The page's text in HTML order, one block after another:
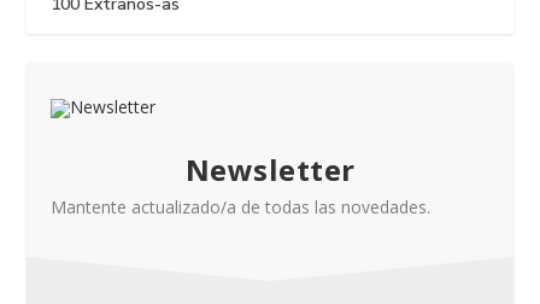
Newsletter
Mantente actualizado/a de todas las novedades.